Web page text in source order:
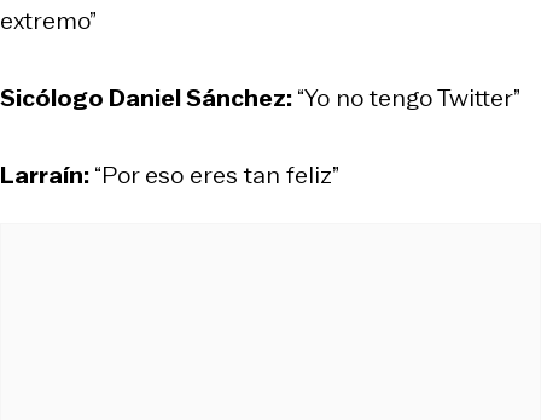
extremo”
Sicólogo Daniel Sánchez:“Yo no tengo Twitter”
Larraín:“Por eso eres tan feliz”